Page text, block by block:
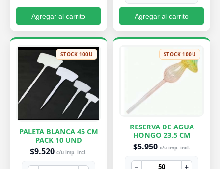
Agregar al carrito Agregar al carrito
STOCK 100U
PALETA BLANCA 45 CM
PACK 10 UND
$9.520 c/u imp. incl.
STOCK 100U
RESERVA DE AGUA
HONGO 23.5 CM
$5.950 c/u imp. incl.
− +